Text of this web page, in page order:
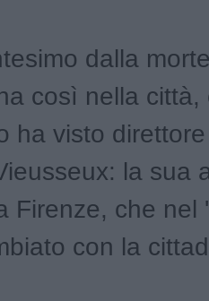
dalla
così nella città,
ha visto
la sua
Firenze, che nel
con la